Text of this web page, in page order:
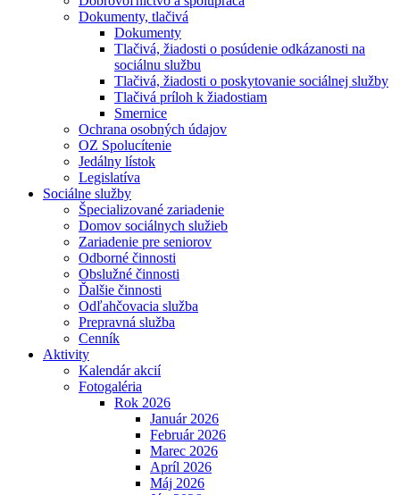
Dokumenty, tlačivá
Dokumenty
Tlačivá, žiadosti o posúdenie odkázanosti na
sociálnu službu
Tlačivá, žiadosti o poskytovanie sociálnej služby
Tlačivá príloh k žiadostiam
Smernice
Ochrana osobných údajov
OZ Spolucítenie
Jedálny lístok
Legislatíva
Sociálne služby
Špecializované zariadenie
Domov sociálnych služieb
Zariadenie pre seniorov
Odborné činnosti
Obslužné činnosti
Ďalšie činnosti
Odľahčovacia služba
Prepravná služba
Cenník
Aktivity
Kalendár akcií
Fotogaléria
Rok 2026
Január 2026
Február 2026
Marec 2026
Apríl 2026
Máj 2026